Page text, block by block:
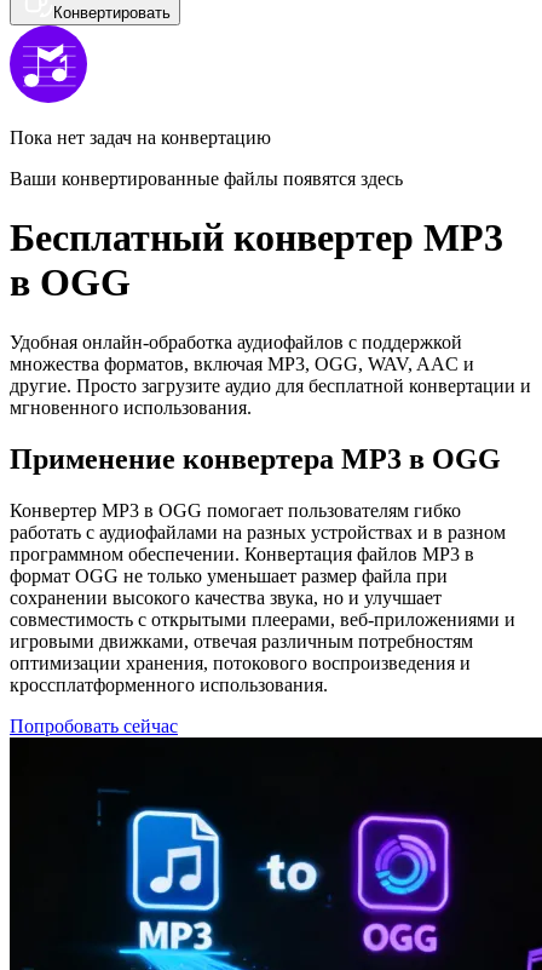
Конвертировать
Пока нет задач на конвертацию
Ваши конвертированные файлы появятся здесь
Бесплатный конвертер MP3
в OGG
Удобная онлайн-обработка аудиофайлов с поддержкой
множества форматов, включая MP3, OGG, WAV, AAC и
другие. Просто загрузите аудио для бесплатной конвертации и
мгновенного использования.
Применение конвертера MP3 в OGG
Конвертер MP3 в OGG помогает пользователям гибко
работать с аудиофайлами на разных устройствах и в разном
программном обеспечении. Конвертация файлов MP3 в
формат OGG не только уменьшает размер файла при
сохранении высокого качества звука, но и улучшает
совместимость с открытыми плеерами, веб-приложениями и
игровыми движками, отвечая различным потребностям
оптимизации хранения, потокового воспроизведения и
кроссплатформенного использования.
Попробовать сейчас